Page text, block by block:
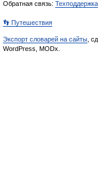
Обратная связь: Техподдержка
👣 Путешествия
Экспорт словарей на сайты ,
WordPress, MODx.